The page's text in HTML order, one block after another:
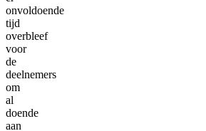
onvoldoende
tijd
overbleef
voor
de
deelnemers
om
al
doende
aan